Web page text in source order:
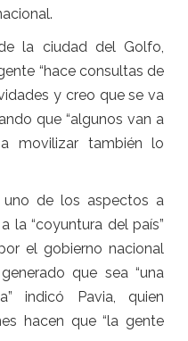
la ciudad del Golfo,
“hace consultas de
y creo que se va
que “algunos van a
movilizar también lo
uno de los aspectos a
la “coyuntura del país”
el gobierno nacional
que sea “una
indicó Pavia, quien
hacen que “la gente